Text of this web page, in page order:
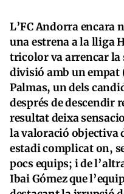
L’FC Andorra encara
una estrena a la lliga
tricolor va arrencar la
divisió amb un empat
Palmas, un dels
després de descendir
resultat deixa
la valoració objectiva
estadi complicat on,
pocs equips; i de
Ibai Gómez que